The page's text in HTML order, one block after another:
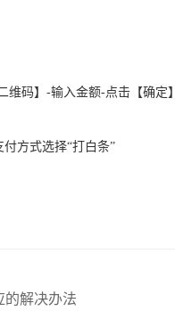
码】-输入金额-点击【确定】
方式选择“打白条”
解决办法